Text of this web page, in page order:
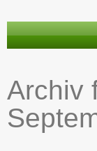
Reiseberichte
Unterwegs
Archiv